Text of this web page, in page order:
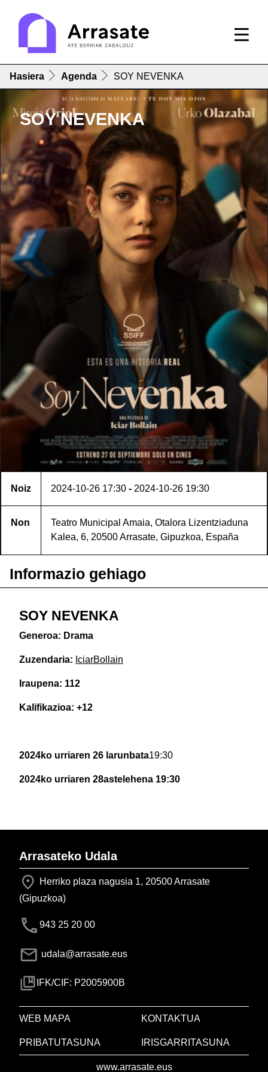
Hasiera Agenda SOY NEVENKA
SOY NEVENKA
Noiz 2024-10-26 17:30 - 2024-10-26 19:30
Non
Teatro Municipal Amaia, Otalora Lizentziaduna
Kalea, 6, 20500 Arrasate, Gipuzkoa, España
Informazio gehiago
SOY NEVENKA
Generoa: Drama
Zuzendaria: IciarBollain
Iraupena: 112
Kalifikazioa: +12
2024ko urriaren 26 larunbata19:30
2024ko urriaren 28astelehena 19:30
Arrasateko Udala
Herriko plaza nagusia 1, 20500 Arrasate
(Gipuzkoa)
943 25 20 00
udala@arrasate.eus
IFK/CIF: P2005900B
WEB MAPA KONTAKTUA
PRIBATUTASUNA IRISGARRITASUNA
www.arrasate.eus